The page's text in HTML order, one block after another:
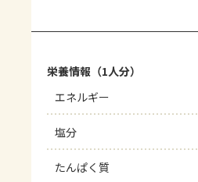
栄養情報（1人分）
エネルギー
塩分
たんぱく質